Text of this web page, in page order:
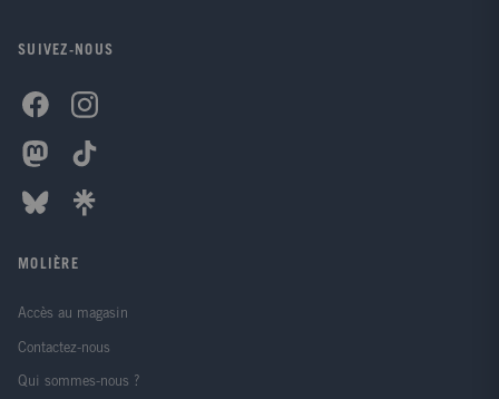
SUIVEZ-NOUS
MOLIÈRE
Accès au magasin
Contactez-nous
Qui sommes-nous ?